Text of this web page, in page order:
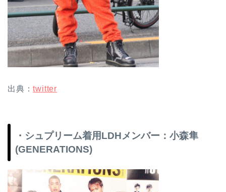
出典：twitter
・シュプリーム着用LDHメンバー：小森隼
(GENERATIONS)